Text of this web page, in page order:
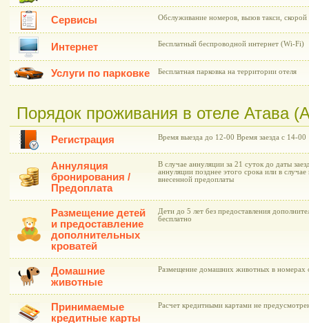
Сервисы Обслуживание номеров, вызов такси,
Интернет Бесплатный беспроводной интернет (Wi-Fi)
Услуги по парковке Бесплатная парковка на территории отеля
Порядок проживания в отеле Атава
Регистрация Время выезда до 12-00 Время заезда с 14-00
Аннуляция
бронирования /
Предоплата
В случае аннуляции за 21 суток до даты
аннуляции позднее этого срока или в случае
внесенной предоплаты
Размещение детей
и предоставление
дополнительных
кроватей
Дети до 5 лет без предоставления
бесплатно
Домашние
животные
Размещение домашних животных в номерах
Принимаемые
кредитные карты
Расчет кредитными картами не